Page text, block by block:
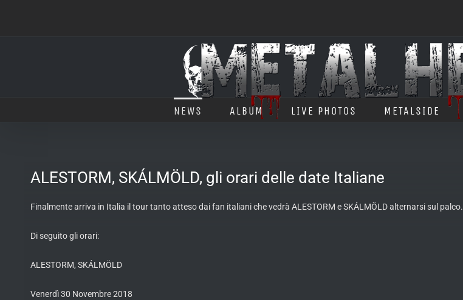
NEWS ALBUM LIVE PHOTOS METALSIDE
ALESTORM, SKÁLMÖLD, gli orari delle date Italiane
Finalmente arriva in Italia il tour tanto atteso dai fan italiani che vedrà ALESTORM e SKÁLMÖLD alternarsi sul palco.
Di seguito gli orari:
ALESTORM, SKÁLMÖLD
Venerdì 30 Novembre 2018